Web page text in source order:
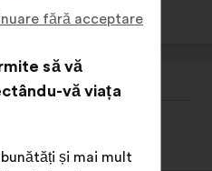
des artisans dans les
fără acceptare
să vă
vă viața
și mai mult